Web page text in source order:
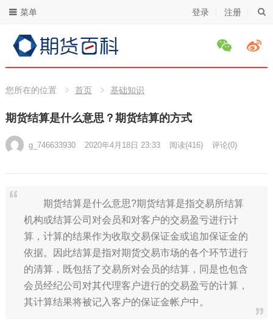
登录 注册
菜单
您所在的位置 首页 基础知识
期货结算是什么意思？期货结算的方式
g_746633930 2020年4月18日 23:33 阅读(416) 评论(0)
期货结算是什么意思?期货结算是指交易所结算
机构或结算公司对会员和对客户的交易盈亏进行计
算，计算的结果作为收取交易保证金或追加保证金的
依据。因此结算是指对期货交易市场的各个环节进行
的清算，既包括了交易所对会员的结算，同是也包含
会员经纪公司对其代理客户进行的交易盈亏的计算，
其计算结果将被记入客户的保证金帐户中。